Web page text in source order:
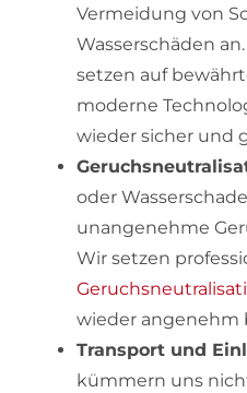
Vermeidung von
Wasserschäden
setzen auf
moderne
wieder sicher und
oder
unangenehme
Wir setzen
wieder angenehm
Transport und
kümmern uns